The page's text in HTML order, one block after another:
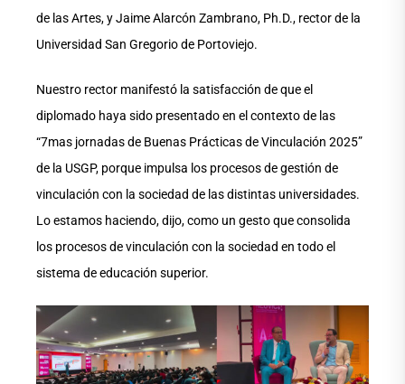
de las Artes, y Jaime Alarcón Zambrano, Ph.D., rector de la
Universidad San Gregorio de Portoviejo.
Nuestro rector manifestó la satisfacción de que el
diplomado haya sido presentado en el contexto de las
“7mas jornadas de Buenas Prácticas de Vinculación 2025”
de la USGP, porque impulsa los procesos de gestión de
vinculación con la sociedad de las distintas universidades.
Lo estamos haciendo, dijo, como un gesto que consolida
los procesos de vinculación con la sociedad en todo el
sistema de educación superior.